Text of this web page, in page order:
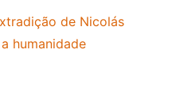
de Nicolás
humanidade